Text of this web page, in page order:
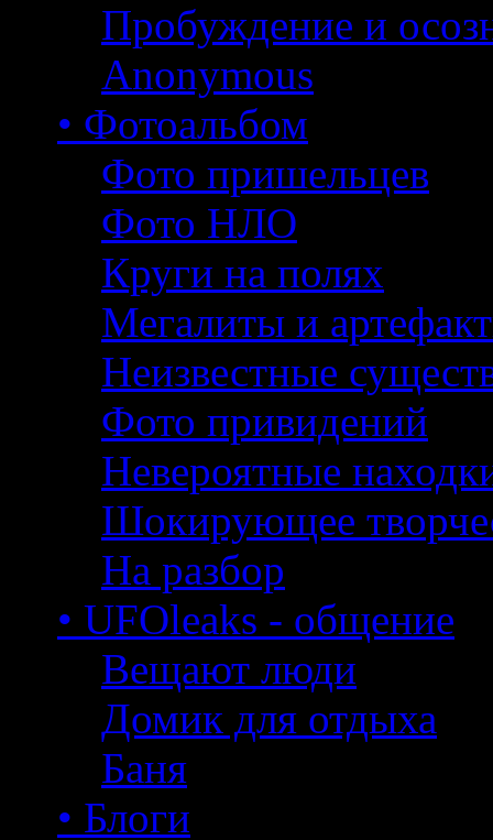
Пробуждение и
Anonymous
• Фотоальбом
Фото пришельцев
Фото НЛО
Круги на полях
Мегалиты и
Неизвестные
Фото привидений
Невероятные
Шокирующее
На разбор
• UFOleaks - общение
Вещают люди
Домик для отдыха
Баня
• Блоги